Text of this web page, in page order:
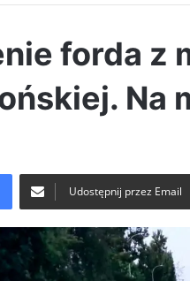
forda z
Na
Udostępnij przez Email